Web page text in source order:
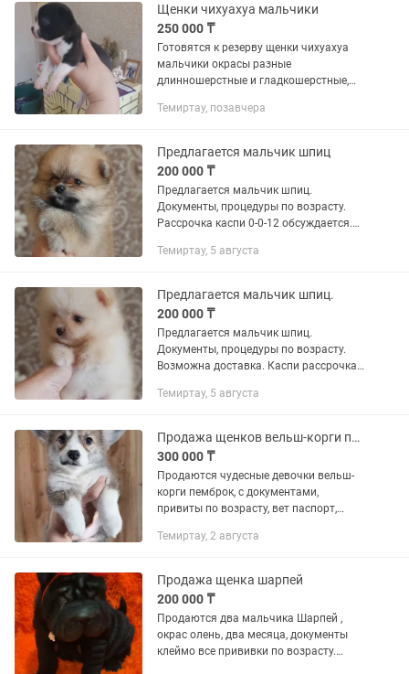
Щенки чихуахуа мальчики
250 000 ₸
Готовятся к резерву щенки чихуахуа
мальчики окрасы разные
длинношерстные и гладкошерстные,
доставка по Казахстану.
Темиртау, позавчера
Предлагается мальчик шпиц
200 000 ₸
Предлагается мальчик шпиц.
Документы, процедуры по возрасту.
Рассрочка каспи 0-0-12 обсуждается.
информация по телефону.
Темиртау, 5 августа
Предлагается мальчик шпиц.
200 000 ₸
Предлагается мальчик шпиц.
Документы, процедуры по возрасту.
Возможна доставка. Каспи рассрочка
по телефону.
Темиртау, 5 августа
Продажа щенков вельш-корги пемброк
300 000 ₸
Продаются чудесные девочки вельш-
корги пемброк, с документами,
привиты по возрасту, вет паспорт,
Темиртау, 2 августа
Продажа щенка шарпей
200 000 ₸
Продаются два мальчика Шарпей ,
окрас олень, два месяца, документы
клеймо все прививки по возрасту.